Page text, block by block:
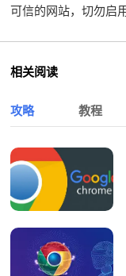
可信的网站，切勿启
相关阅读
攻略 教程